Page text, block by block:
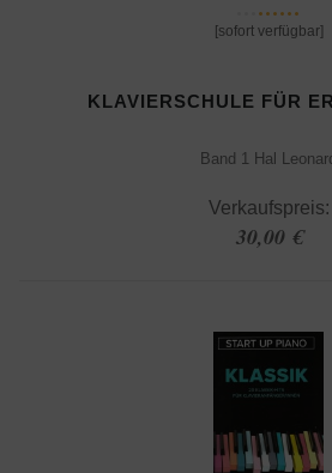
[sofort verfügbar]
KLAVIERSCHULE FÜR
Band 1 Hal
Verkaufspreis:
30,00 €